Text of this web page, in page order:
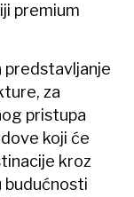
premium
predstavljanje
za
pristupa
koji će
kroz
budućnosti